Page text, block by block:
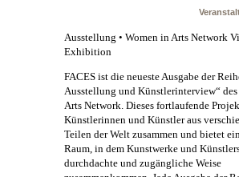
Ausstellung • Women in Arts Network
Exhibition
FACES ist die neueste Ausgabe der
Ausstellung und Künstlerinterview“ des
Arts Network. Dieses fortlaufende
Künstlerinnen und Künstler aus
Teilen der Welt zusammen und bietet
Raum, in dem Kunstwerke und
durchdachte und zugängliche Weise